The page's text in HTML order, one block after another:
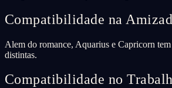
Compatibilidade na
Alem do romance, Aquarius e Capricorn
distintas.
Compatibilidade no